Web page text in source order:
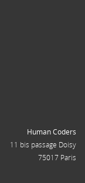
Human Coders
11 bis passage Doisy
75017 Paris